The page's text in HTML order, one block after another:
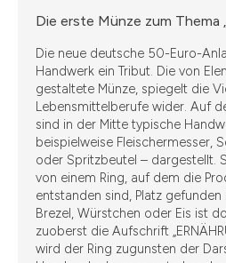
Die erste Münze zum Thema
Die neue deutsche 50-Euro-
Handwerk ein Tribut. Die von
gestaltete Münze, spiegelt die
Lebensmittelberufe wider. Auf
sind in der Mitte typische
beispielweise Fleischermesser,
oder Spritzbeutel – dargestellt.
von einem Ring, auf dem die
entstanden sind, Platz
Brezel, Würstchen oder Eis ist
zuoberst die Aufschrift
wird der Ring zugunsten der